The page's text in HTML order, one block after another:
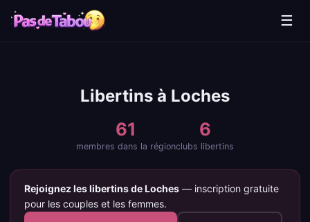
☰
Libertins à Loches
61
membres dans la région
6
clubs libertins
Rejoignez les libertins de Loches — inscription gratuite
pour les couples et les femmes.